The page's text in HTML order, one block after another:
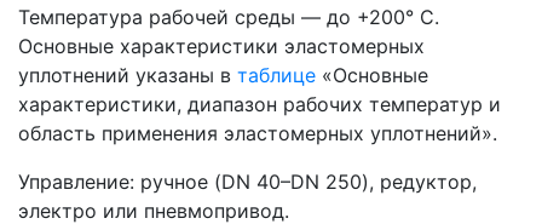
Температура рабочей среды — до +200° С.
Основные характеристики эластомерных
уплотнений указаны в таблице «Основные
характеристики, диапазон рабочих температур и
область применения эластомерных уплотнений».
Управление: ручное (DN 40–DN 250), редуктор,
электро или пневмопривод.